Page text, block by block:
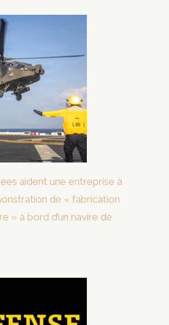
aident une entreprise à
de « fabrication
» à bord d’un navire de